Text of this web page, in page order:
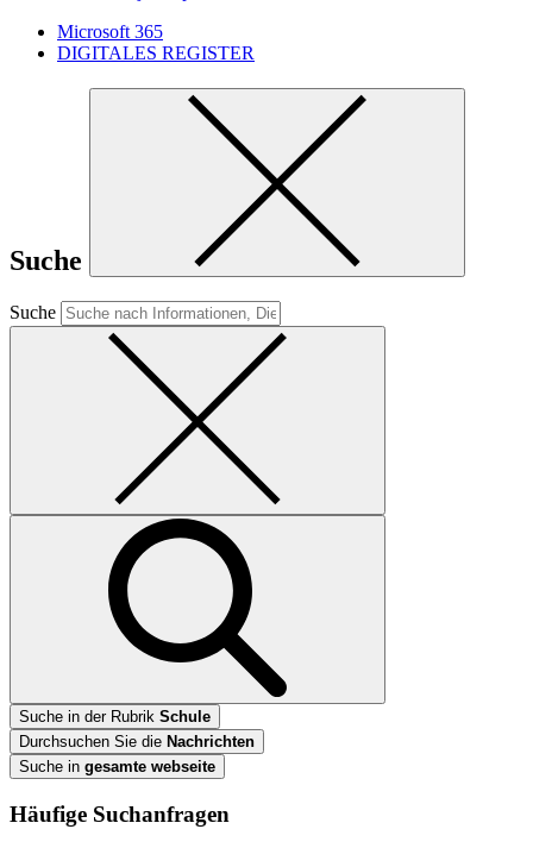
Microsoft 365
DIGITALES REGISTER
Suche
Suche
Suche in der Rubrik Schule
Durchsuchen Sie die Nachrichten
Suche in gesamte webseite
Häufige Suchanfragen